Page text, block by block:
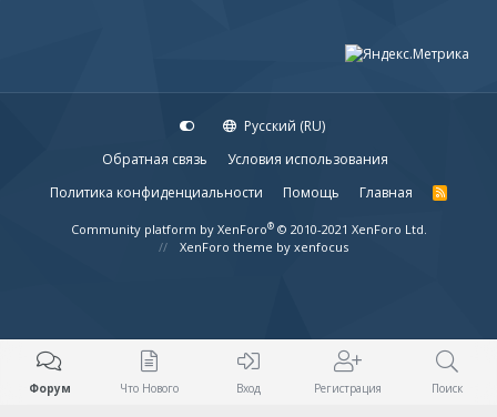
Русский (RU)
Обратная связь
Условия использования
Политика конфиденциальности
Помощь Главная
R
S
Community platform by XenForo® © 2010-2021 XenForo Ltd.
XenForo theme by xenfocus
Форум Что Нового Вход Регистрация Поиск